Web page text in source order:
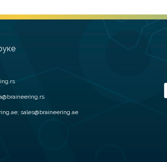
sales@braineering.ae